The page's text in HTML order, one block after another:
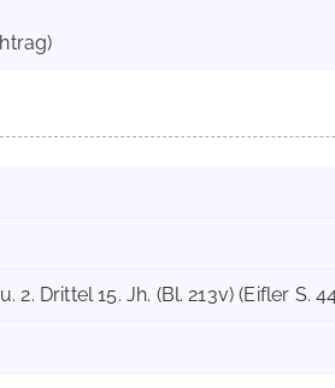
2. Drittel 15. Jh. (Bl. 213v) (Eifler S.